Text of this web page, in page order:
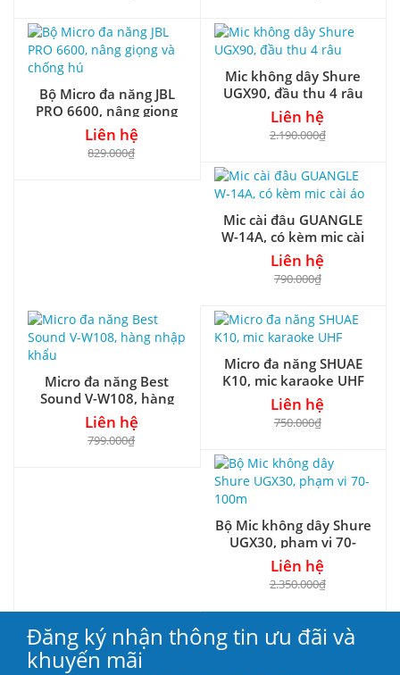
Bộ Micro đa năng JBL
PRO 6600, nâng giọng
và chống hú
Liên hệ
829.000₫
Mic không dây Shure
UGX90, đầu thu 4 râu
Liên hệ
2.190.000₫
Mic cài đâu GUANGLE
W-14A, có kèm mic cài
áo
Liên hệ
790.000₫
Micro đa năng Best
Sound V-W108, hàng
nhập khẩu
Liên hệ
799.000₫
Micro đa năng SHUAE
K10, mic karaoke UHF
Liên hệ
750.000₫
Bộ Mic không dây Shure
UGX30, phạm vi 70-
100m
Liên hệ
2.350.000₫
Đăng ký nhận thông tin ưu đãi và
khuyến mãi